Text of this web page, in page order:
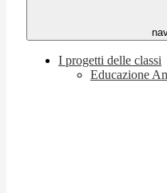
I progetti delle classi
Educazione